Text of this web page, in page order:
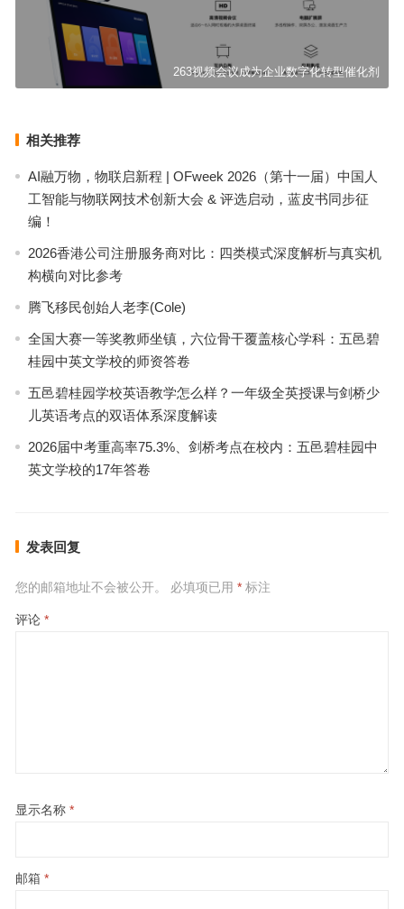
263视频会议成为企业数字化转型催化剂
相关推荐
AI融万物，物联启新程 | OFweek 2026（第十一届）中国人
工智能与物联网技术创新大会 & 评选启动，蓝皮书同步征
编！
2026香港公司注册服务商对比：四类模式深度解析与真实机
构横向对比参考
腾飞移民创始人老李(Cole)
全国大赛一等奖教师坐镇，六位骨干覆盖核心学科：五邑碧
桂园中英文学校的师资答卷
五邑碧桂园学校英语教学怎么样？一年级全英授课与剑桥少
儿英语考点的双语体系深度解读
2026届中考重高率75.3%、剑桥考点在校内：五邑碧桂园中
英文学校的17年答卷
发表回复
您的邮箱地址不会被公开。 必填项已用 *标注
评论 *
显示名称 *
邮箱 *